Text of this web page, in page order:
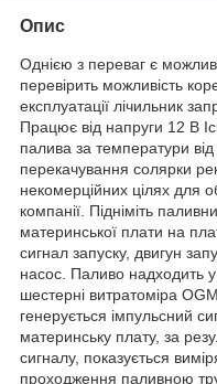
Опис
Однією з переваг є
перевірить можливість
експлуатації лічильник
Працює від напруги 12 В
палива за температури
перекачування солярки
некомерційних цілях для
компанії. Підніміть
материнської плати на
сигнал запуску, двигун
насос. Паливо надходить
шестерні витратоміра
генерується імпульсний
материнську плату, за
сигналу, показується
проходження паливною